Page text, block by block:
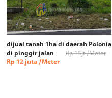
dijual tanah 1ha di daerah Polonia
di pinggir jalan
Rp 15jt /Meter
Rp 12 juta /Meter